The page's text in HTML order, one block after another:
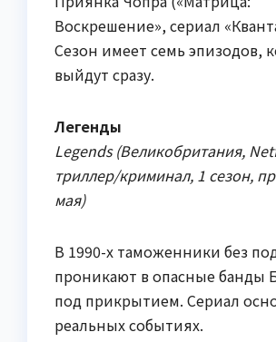
Воскрешение», сериал
Сезон имеет семь эпизодов,
выйдут сразу.
Легенды
Legends (Великобритания,
триллер/криминал, 1 сезон,
мая)
В 1990-х таможенники без
проникают в опасные банды
под прикрытием. Сериал
реальных событиях.